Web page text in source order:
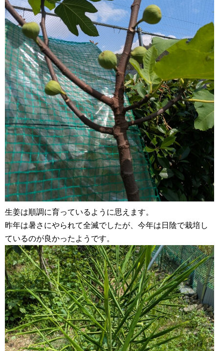
生姜は順調に育っているように思えます。
昨年は暑さにやられて全滅でしたが、今年は日陰で栽培し
ているのが良かったようです。